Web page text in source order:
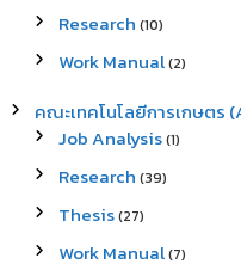
Research (10)
Work Manual(2)
คณะเทคโนโลยีการเกษต
Job Analysis(1)
Research (39)
Thesis(27)
Work Manual(7)